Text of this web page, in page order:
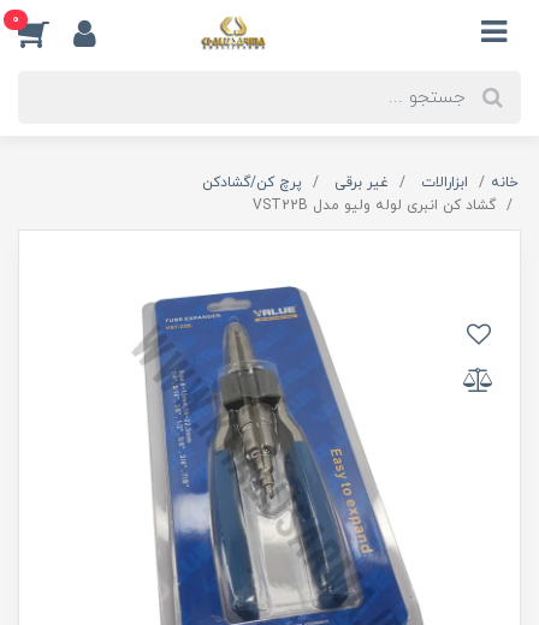
0
خانه ابزارالات غیر برقی
پرچ کن/گشادکن
گشاد کن انبری لوله ولیو مدل VST22B